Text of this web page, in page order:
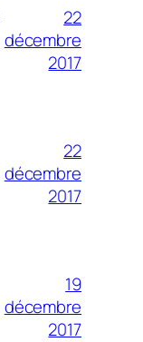
22
décembre
2017
22
décembre
2017
19
décembre
2017